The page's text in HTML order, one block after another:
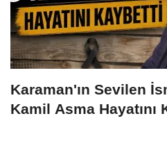
Karaman'ın Sevilen
Kamil Asma Hayatını